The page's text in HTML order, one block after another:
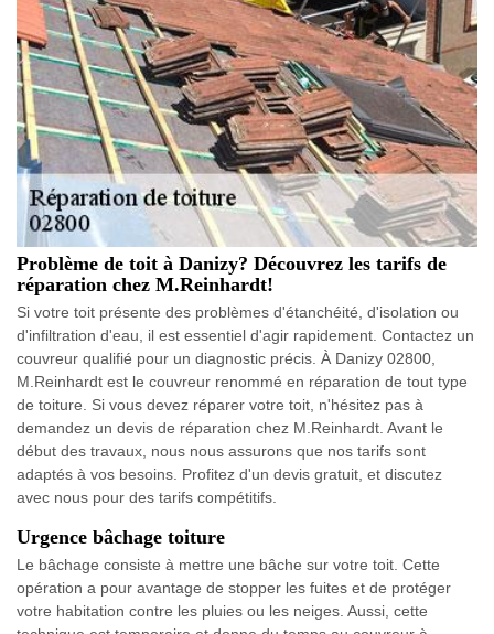
Problème de toit à Danizy? Découvrez les tarifs de
réparation chez M.Reinhardt!
Si votre toit présente des problèmes d'étanchéité, d'isolation ou
d'infiltration d'eau, il est essentiel d'agir rapidement. Contactez un
couvreur qualifié pour un diagnostic précis. À Danizy 02800,
M.Reinhardt est le couvreur renommé en réparation de tout type
de toiture. Si vous devez réparer votre toit, n'hésitez pas à
demandez un devis de réparation chez M.Reinhardt. Avant le
début des travaux, nous nous assurons que nos tarifs sont
adaptés à vos besoins. Profitez d'un devis gratuit, et discutez
avec nous pour des tarifs compétitifs.
Urgence bâchage toiture
Le bâchage consiste à mettre une bâche sur votre toit. Cette
opération a pour avantage de stopper les fuites et de protéger
votre habitation contre les pluies ou les neiges. Aussi, cette